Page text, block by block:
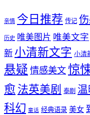
亲情 今日推荐 传记
历史 唯美图片 唯美文字
新 小清新文字 小清
悬疑 情感美文 惊
愈 法英美剧 泰剧 温
科幻 童话 经典语录 美女